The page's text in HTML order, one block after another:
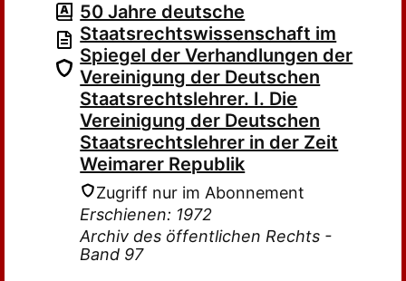
50 Jahre deutsche
Staatsrechtswissenschaft im
Spiegel der Verhandlungen der
Vereinigung der Deutschen
Staatsrechtslehrer. I. Die
Vereinigung der Deutschen
Staatsrechtslehrer in der Zeit
Weimarer Republik
Zugriff nur im Abonnement
Erschienen: 1972
Archiv des öffentlichen Rechts -
Band 97